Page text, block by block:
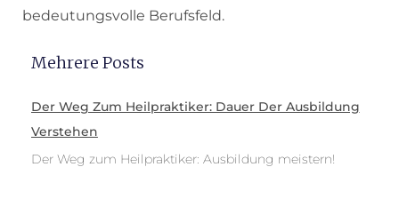
bedeutungsvolle Berufsfeld.
Mehrere Posts
Der Weg Zum Heilpraktiker: Dauer Der Ausbildung
Verstehen
Der Weg zum Heilpraktiker: Ausbildung meistern!